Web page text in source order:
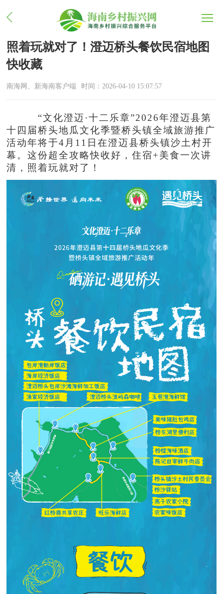
照着玩就对了！澄迈桥头餐饮民宿地图
快收藏
南海网、新海南客户端 时间：2026-04-10 15:07:57
“文化澄迈·十二乐章”2026年澄迈县第
十四届桥头地瓜文化季暨桥头镇全域旅游推广
活动年将于4月11日在澄迈县桥头镇沙土村开
幕。这份超全攻略快收好，住宿+美食一次讲
清，照着玩就对了！